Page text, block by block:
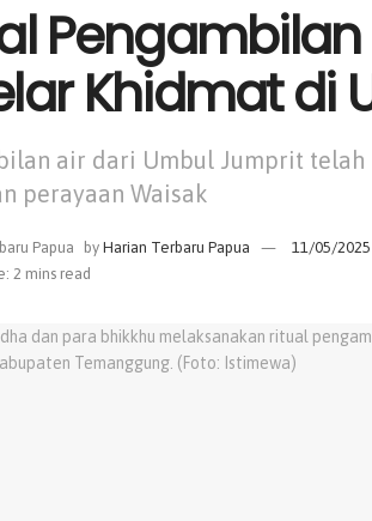
Khidmat di
air dari Umbul Jumprit
perayaan Waisak
by Harian Terbaru Papua 11/05/2025
2 mins read